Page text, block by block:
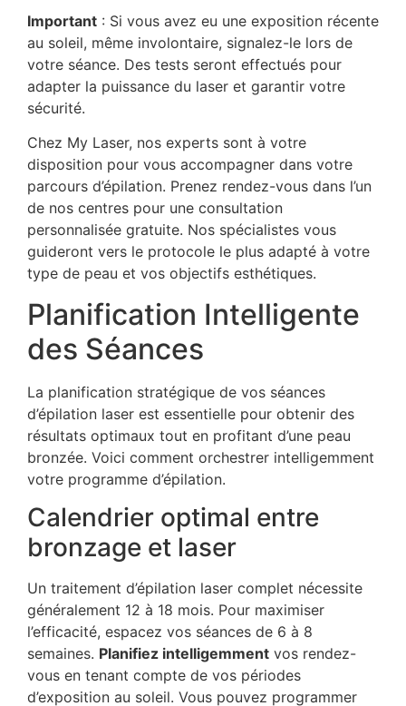
Important : Si vous avez eu une exposition récente
au soleil, même involontaire, signalez-le lors de
votre séance. Des tests seront effectués pour
adapter la puissance du laser et garantir votre
sécurité.
Chez My Laser, nos experts sont à votre
disposition pour vous accompagner dans votre
parcours d’épilation. Prenez rendez-vous dans l’un
de nos centres pour une consultation
personnalisée gratuite. Nos spécialistes vous
guideront vers le protocole le plus adapté à votre
type de peau et vos objectifs esthétiques.
Planification Intelligente
des Séances
La planification stratégique de vos séances
d’épilation laser est essentielle pour obtenir des
résultats optimaux tout en profitant d’une peau
bronzée. Voici comment orchestrer intelligemment
votre programme d’épilation.
Calendrier optimal entre
bronzage et laser
Un traitement d’épilation laser complet nécessite
généralement 12 à 18 mois. Pour maximiser
l’efficacité, espacez vos séances de 6 à 8
semaines. Planifiez intelligemment vos rendez-
vous en tenant compte de vos périodes
d’exposition au soleil. Vous pouvez programmer